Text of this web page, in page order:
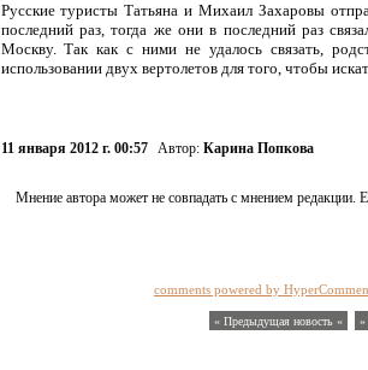
Русские туристы Татьяна и Михаил Захаровы
последний раз, тогда же они в последний раз
Москву. Так как с ними не удалось связать,
использовании двух вертолетов для того, чтобы
11 января 2012 г. 00:57 Автор: Карина Попкова
Мнение автора может не совпадать с мнением редакции.
comments powered by
« Предыдущая новость « »